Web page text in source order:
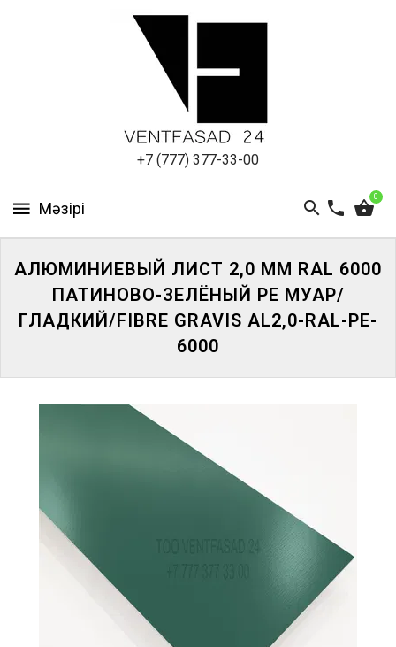
+7 (777) 377-33-00
0
ПАНЕЛИ
АЛЮМИНИЕВЫЙ ЛИСТ 2,0 ММ RAL 6000
ПАТИНОВО-ЗЕЛЁНЫЙ PE МУАР/
ГЛАДКИЙ/FIBRE GRAVIS AL2,0-RAL-PE-
6000